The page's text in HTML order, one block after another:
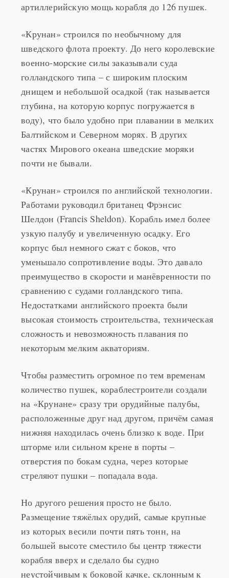
артиллерийскую мощь корабля до 126 пушек.
«Крунан» строился по необычному для
шведского флота проекту. До него королевские
военно-морские силы заказывали суда
голландского типа – с широким плоским
днищем и небольшой осадкой (так называется
глубина, на которую корпус погружается в
воду), что было удобно при плавании в мелких
Балтийском и Северном морях. В других
частях Мирового океана шведские моряки
почти не бывали.
«Крунан» строился по английской технологии.
Работами руководил британец Фрэнсис
Шелдон (Francis Sheldon). Корабль имел более
узкую палубу и увеличенную осадку. Его
корпус был немного сжат с боков, что
уменьшало сопротивление воды. Это давало
преимущество в скорости и манёвренности по
сравнению с судами голландского типа.
Недостатками английского проекта были
высокая стоимость строительства, техническая
сложность и невозможность плавания по
некоторым мелким акваториям.
Чтобы разместить огромное по тем временам
количество пушек, кораблестроители создали
на «Крунане» сразу три орудийные палубы,
расположенные друг над другом, причём самая
нижняя находилась очень близко к воде. При
шторме или сильном крене в порты –
отверстия по бокам судна, через которые
стреляют пушки – попадала вода.
Но другого решения просто не было.
Размещение тяжёлых орудий, самые крупные
из которых весили почти пять тонн, на
большей высоте сместило бы центр тяжести
корабля вверх и сделало бы судно
неустойчивым к боковой качке, склонным к